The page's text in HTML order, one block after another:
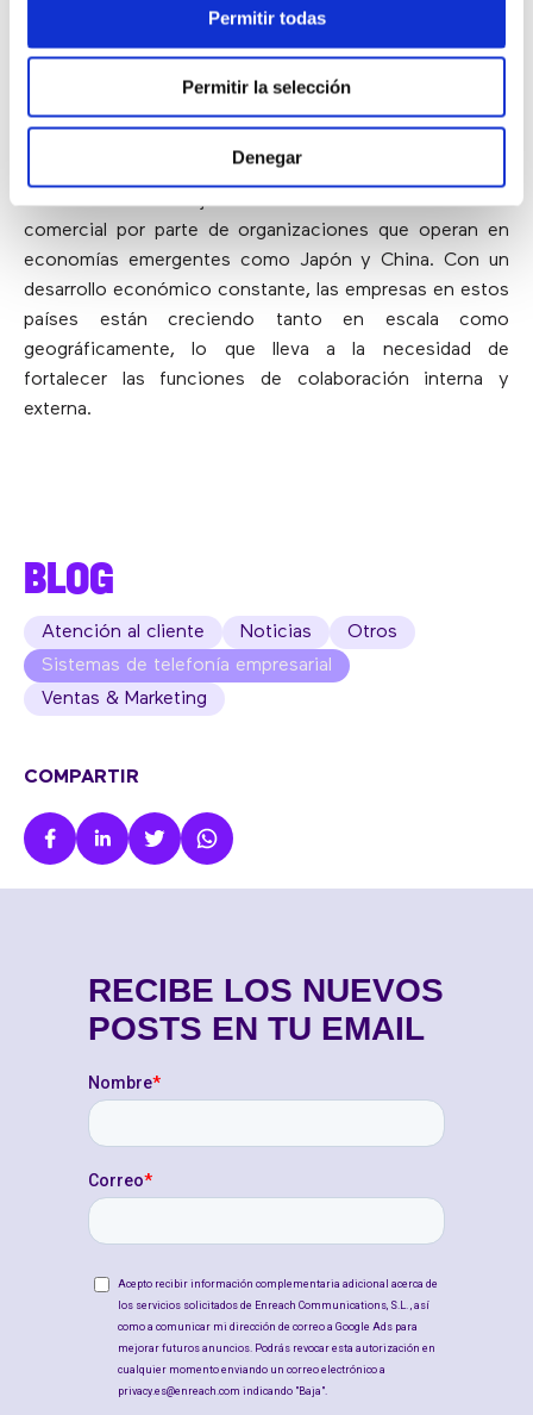
Permitir todas
Permitir la selección
Denegar
crecimiento del mercado.
Por otro lado, se espera que el mercado de Asia
más del 13% entre 2018 y 2024 debido a la creciente
comercial por parte de organizaciones que operan en
economías emergentes como Japón y China. Con un
desarrollo económico constante, las empresas en estos
países están creciendo tanto en escala como
geográficamente, lo que lleva a la necesidad de
fortalecer las funciones de colaboración interna y
externa.
BLOG
Atención al cliente Noticias
Otros
Sistemas de telefonía empresarial
Ventas & Marketing
COMPARTIR